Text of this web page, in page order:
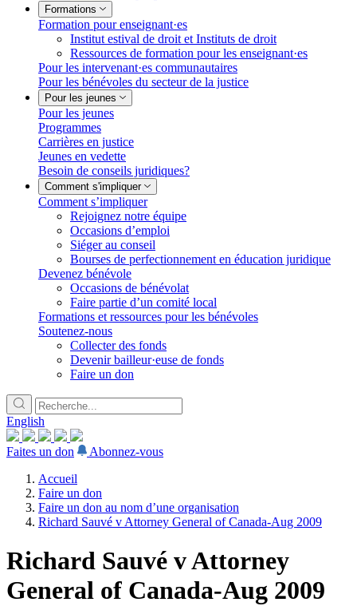
Formations
Formation pour enseignant·es
Institut estival de droit et Instituts de droit
Ressources de formation pour les enseignant·es
Pour les intervenant·es communautaires
Pour les bénévoles du secteur de la justice
Pour les jeunes
Pour les jeunes
Programmes
Carrières en justice
Jeunes en vedette
Besoin de conseils juridiques?
Comment s'impliquer
Comment s’impliquer
Rejoignez notre équipe
Occasions d’emploi
Siéger au conseil
Bourses de perfectionnement en éducation juridique
Devenez bénévole
Occasions de bénévolat
Faire partie d’un comité local
Formations et ressources pour les bénévoles
Soutenez-nous
Collecter des fonds
Devenir bailleur·euse de fonds
Faire un don
English
Faites un don
Abonnez-vous
Accueil
Faire un don
Faire un don au nom d’une organisation
Richard Sauvé v Attorney General of Canada-Aug 2009
Richard Sauvé v Attorney
General of Canada-Aug 2009